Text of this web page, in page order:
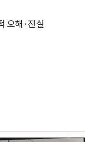
오해·진실